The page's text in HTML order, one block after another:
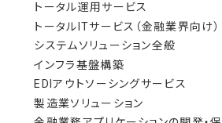
トータル運用サービス
トータルITサービス（金融業界向け）
システムソリューション全般
インフラ基盤構築
EDIアウトソーシングサービス
製造業ソリューション